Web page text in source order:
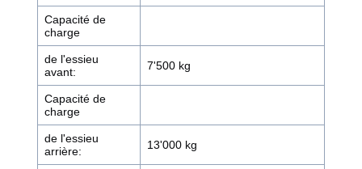
Capacité de
charge
de l'essieu
avant:
7'500 kg
Capacité de
charge
de l'essieu
arrière:
13'000 kg